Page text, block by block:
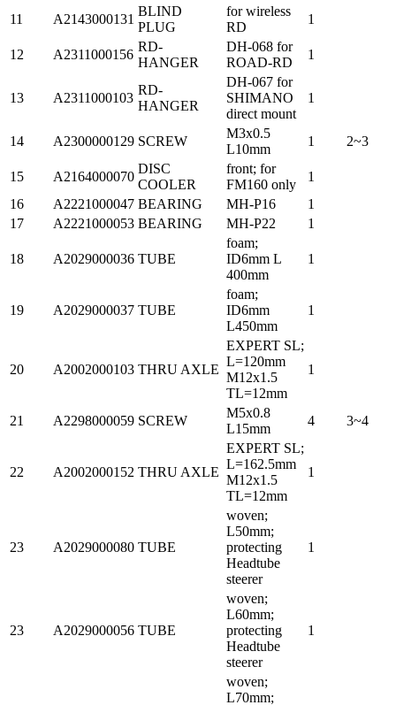
11 A2143000131
BLIND
PLUG
for wireless
RD
1
12 A2311000156
RD-
HANGER
DH-068 for
ROAD-RD
1
13 A2311000103
RD-
HANGER
DH-067 for
SHIMANO
direct mount
1
14 A2300000129 SCREW
M3x0.5
L10mm
1 2~3
15 A2164000070
DISC
COOLER
front; for
FM160 only
1
16
A2221000047 BEARING MH-P16
1
17
A2221000053 BEARING MH-P22 1
18 A2029000036 TUBE
foam;
ID6mm L
400mm
1
19 A2029000037 TUBE
foam;
ID6mm
L450mm
1
20 A2002000103 THRU AXLE
EXPERT SL;
L=120mm
M12x1.5
TL=12mm
1
21 A2298000059 SCREW
M5x0.8
L15mm
4 3~4
22 A2002000152 THRU AXLE
EXPERT SL;
L=162.5mm
M12x1.5
TL=12mm
1
23 A2029000080 TUBE
woven;
L50mm;
protecting
Headtube
steerer
1
23 A2029000056 TUBE
woven;
L60mm;
protecting
Headtube
steerer
1
woven;
L70mm;